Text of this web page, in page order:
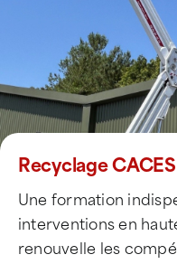
Recyclage
Une formation
interventions en
renouvelle les